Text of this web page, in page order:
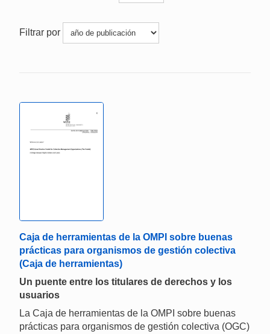
Filtrar por
Caja de herramientas de la OMPI sobre buenas
prácticas para organismos de gestión colectiva
(Caja de herramientas)
Un puente entre los titulares de derechos y los
usuarios
La Caja de herramientas de la OMPI sobre buenas
prácticas para organismos de gestión colectiva (OGC)